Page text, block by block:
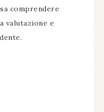
comprendere
valutazione e